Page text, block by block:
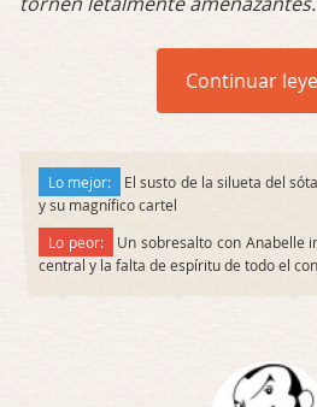
Continuar
Lo mejor:
El susto de la silueta del
y su magnífico cartel
Lo peor:
Un sobresalto con Anabelle
central y la falta de espíritu de todo el